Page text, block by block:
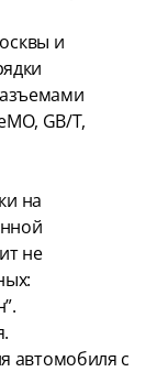
и
GB/T,
на
не
автомобиля с